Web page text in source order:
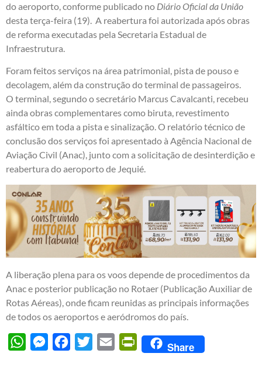
do aeroporto, conforme publicado no Diário Oficial da União
desta terça-feira (19). A reabertura foi autorizada após obras
de reforma executadas pela Secretaria Estadual de
Infraestrutura.
Foram feitos serviços na área patrimonial, pista de pouso e
decolagem, além da construção do terminal de passageiros.
O terminal, segundo o secretário Marcus Cavalcanti, recebeu
ainda obras complementares como biruta, revestimento
asfáltico em toda a pista e sinalização. O relatório técnico de
conclusão dos serviços foi apresentado à Agência Nacional de
Aviação Civil (Anac), junto com a solicitação de desinterdição e
reabertura do aeroporto de Jequié.
A liberação plena para os voos depende de procedimentos da
Anac e posterior publicação no Rotaer (Publicação Auxiliar de
Rotas Aéreas), onde ficam reunidas as principais informações
de todos os aeroportos e aeródromos do país.
WhatsAppMessengerFacebook
Twitter Email PrintFriendly
Share